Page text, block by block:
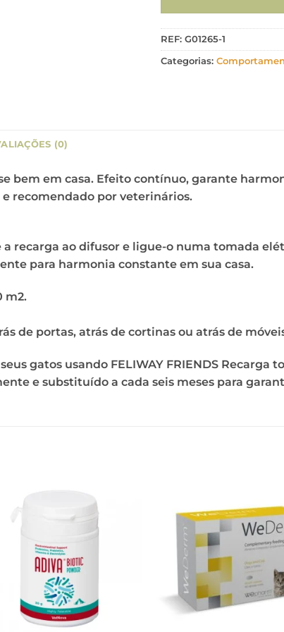
REF: G01265-1
Categorias:
(0)
bem em casa. Efeito contínuo, garante
recomendado por veterinários.
recarga ao difusor e ligue-o numa tomada
para harmonia constante em sua casa.
m2.
de portas, atrás de cortinas ou atrás de
gatos usando FELIWAY FRIENDS Recarga
e substituído a cada seis meses para